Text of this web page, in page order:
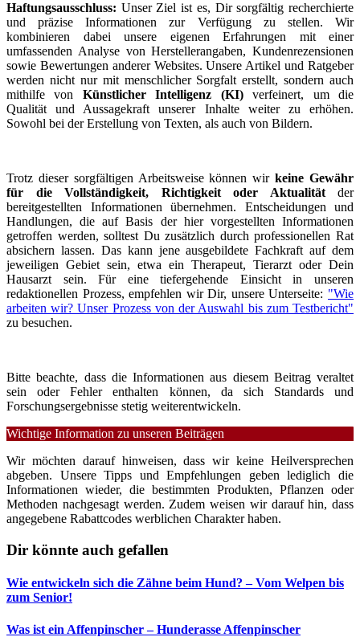
Haftungsausschluss: Unser Ziel ist es, Dir sorgfältig recherchierte
und präzise Informationen zur Verfügung zu stellen. Wir
kombinieren dabei unsere eigenen Erfahrungen mit einer
umfassenden Analyse von Herstellerangaben, Kundenrezensionen
sowie Bewertungen anderer Websites. Unsere Artikel und Ratgeber
werden nicht nur mit menschlicher Sorgfalt erstellt, sondern auch
mithilfe von Künstlicher Intelligenz (KI)verfeinert, um die
Qualität und Aussagekraft unserer Inhalte weiter zu erhöhen.
Sowohl bei der Erstellung von Texten, als auch von Bildern.
Trotz dieser sorgfältigen Arbeitsweise können wirkeine Gewähr
für die Vollständigkeit, Richtigkeit oder Aktualitätder
bereitgestellten Informationen übernehmen. Entscheidungen und
Handlungen, die auf Basis der hier vorgestellten Informationen
getroffen werden, solltest Du zusätzlich durch professionellen Rat
absichern lassen. Das kann jene ausgebildete Fachkraft auf dem
jeweiligen Gebiet sein, etwa ein Therapeut, Tierarzt oder Dein
Hausarzt sein. Für eine tiefergehende Einsicht in unseren
redaktionellen Prozess, empfehlen wir Dir, unsere Unterseite: "Wie
arbeiten wir? Unser Prozess von der Auswahl bis zum Testbericht"
zu besuchen.
Bitte beachte, dass die Informationen aus diesem Beitrag veraltet
sein oder Fehler enthalten können, da sich Standards und
Forschungsergebnisse stetig weiterentwickeln.
Wichtige Information zu unseren Beiträgen
Wir möchten darauf hinweisen, dass wir keine Heilversprechen
abgeben. Unsere Tipps und Empfehlungen geben lediglich die
Informationen wieder, die bestimmten Produkten, Pflanzen oder
Methoden nachgesagt werden. Zudem weisen wir darauf hin, dass
angegebene Rabattcodes werblichen Charakter haben.
Dir könnte auch gefallen
Wie entwickeln sich die Zähne beim Hund? – Vom Welpen bis
zum Senior!
Was ist ein Affenpinscher – Hunderasse Affenpinscher